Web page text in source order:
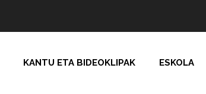
KANTU ETA BIDEOKLIPAK ESKOLA